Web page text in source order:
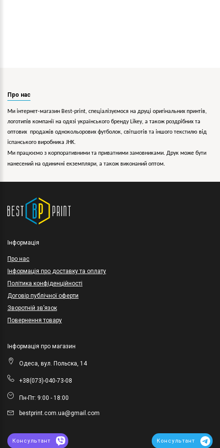
Про нас
Ми інтернет-магазин Best-print, спеціалізуємося на друці оригінальних принтів,
логотипів компанії на одязі українського бренду Likey, а також роздрібних та
оптових продажів однокольорових футболок, світшотів та іншого текстилю від
іспанського виробника JHK.
Ми працюємо з корпоративними та приватними замовниками. Друк може бути
нанесений на одиничні екземпляри, а також виконаний оптом.
Інформація
Про нас
Інформація про доставку та оплату
Політика конфіденційності
Договір публічної оферти
Зворотній зв’язок
Повернення товару
Інформація про магазин
Одеса, вул. Польска, 14
+38(073)-040-73-08
Пн-Пт: 9:00 - 18:00
bestprint.com.ua@gmail.com
Консультант Консультант